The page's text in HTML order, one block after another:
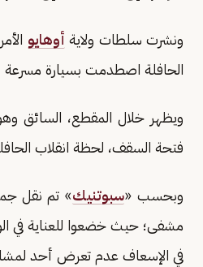
ونشرت سلطات ولاية أوهايو
الحافلة اصطدمت بسيارة مسرعة
ويظهر خلال المقطع، السائق
فتحة السقف، لحظة انقلاب
وبحسب «سبوتنيك» تم نقل
مشفى؛ حيث خضعوا للعناية في
في الإسعاف عدم تعرض أحد